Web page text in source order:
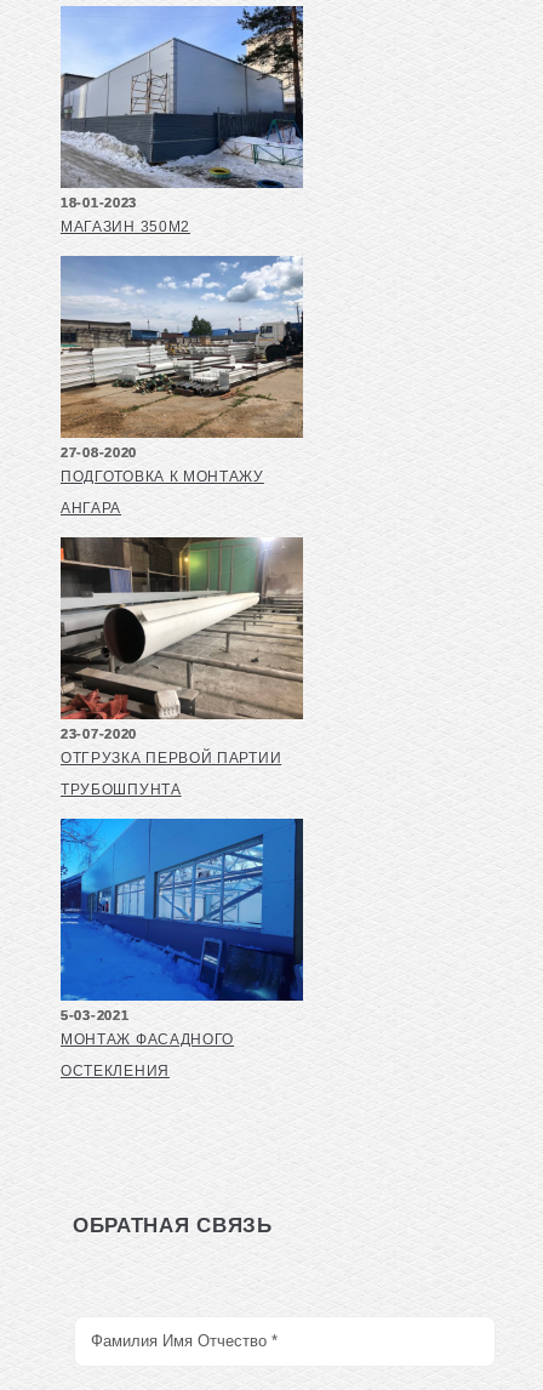
18-01-2023
МАГАЗИН 350М2
27-08-2020
ПОДГОТОВКА К МОНТАЖУ
АНГАРА
23-07-2020
ОТГРУЗКА ПЕРВОЙ ПАРТИИ
ТРУБОШПУНТА
5-03-2021
МОНТАЖ ФАСАДНОГО
ОСТЕКЛЕНИЯ
ОБРАТНАЯ СВЯЗЬ